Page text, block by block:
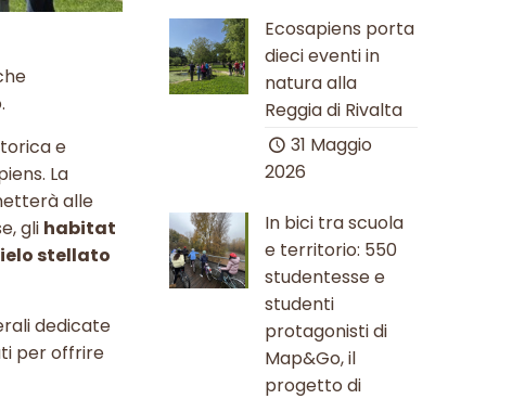
e
La
alle
gli habitat
stellato
dedicate
per offrire
Ecosapiens porta
dieci eventi in
natura alla
Reggia di Rivalta
31 Maggio
2026
In bici tra scuola
e territorio: 550
studentesse e
studenti
protagonisti di
Map&Go, il
progetto di